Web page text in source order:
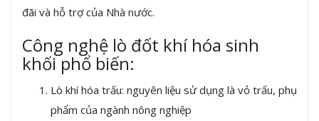
đãi và hỗ trợ của Nhà nước.
Công nghệ lò đốt khí hóa sinh
khối phổ biến:
Lò khí hóa trấu: nguyên liệu sử dụng là vỏ trấu, phụ
phẩm của ngành nông nghiệp